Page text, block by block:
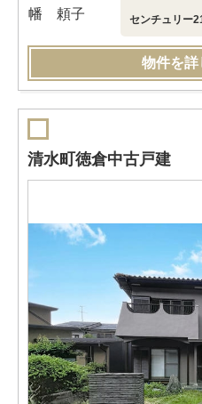
センチュリー
物件を詳
清水町徳倉中古戸建